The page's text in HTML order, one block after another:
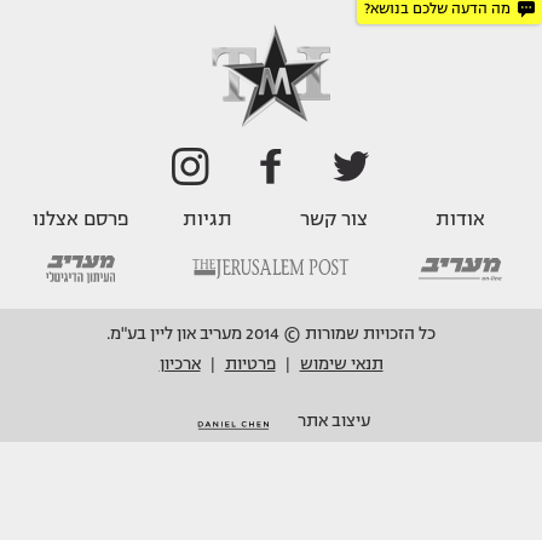
מה הדעה שלכם בנושא?
אודות צור קשר תגיות פרסם אצלנו
כל הזכויות שמורות © 2014 מעריב און ליין בע"מ.
תנאי שימוש
פרטיות ארכיון
עיצוב אתר